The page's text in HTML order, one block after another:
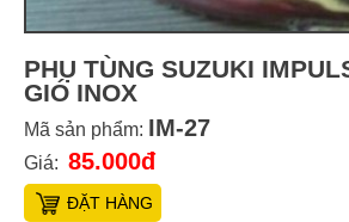
PHỤ TÙNG SUZUKI
GIÓ INOX
Mã sản phẩm: IM-27
Giá: 85.000đ
ĐẶT HÀNG